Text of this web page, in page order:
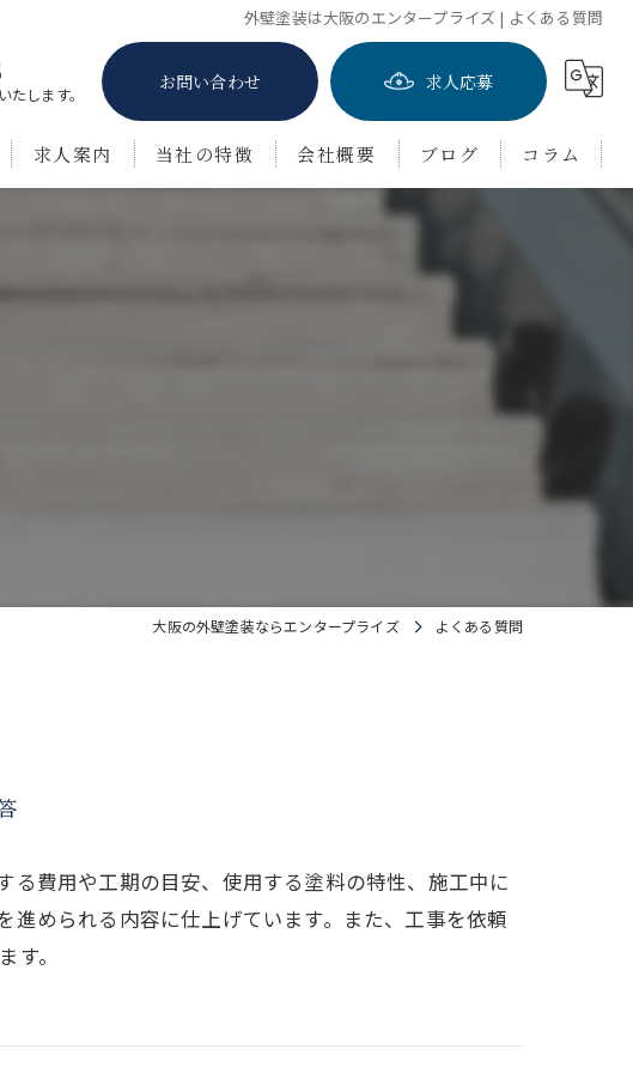
外壁塗装は大阪のエンタープライズ | よくある質問
します。
お問い合わせ 求人応募
求人案内 当社の特徴 会社概要 ブログ コラム
大阪の外壁塗装ならエンタープライズ よくある質問
費用や工期の目安、使用する塗料の特性、施工中に
められる内容に仕上げています。また、工事を依頼
。